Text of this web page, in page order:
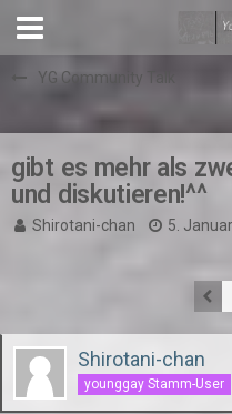
YG Community Talk
gibt es mehr als
und diskutieren!^^
Shirotani-chan 5.
Shirotani-chan
younggay Stamm-User